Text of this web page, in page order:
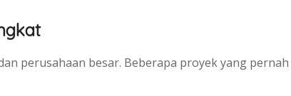
perusahaan besar. Beberapa proyek yang pernah